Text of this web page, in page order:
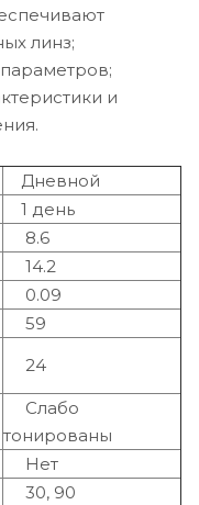
линз;
и
Дневной
1 день
8.6
14.2
0.09
59
24
Слабо
тонированы
Нет
30, 90